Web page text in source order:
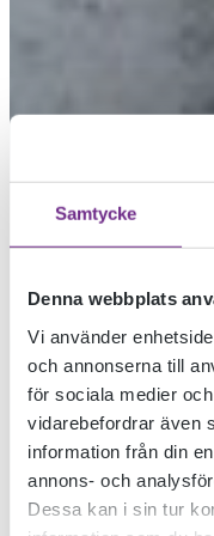
Samtycke
Denna webbplats
Vi använder
och annonserna till
för sociala medier
vidarebefordrar även
information från din
annons- och
Dessa kan i sin tur